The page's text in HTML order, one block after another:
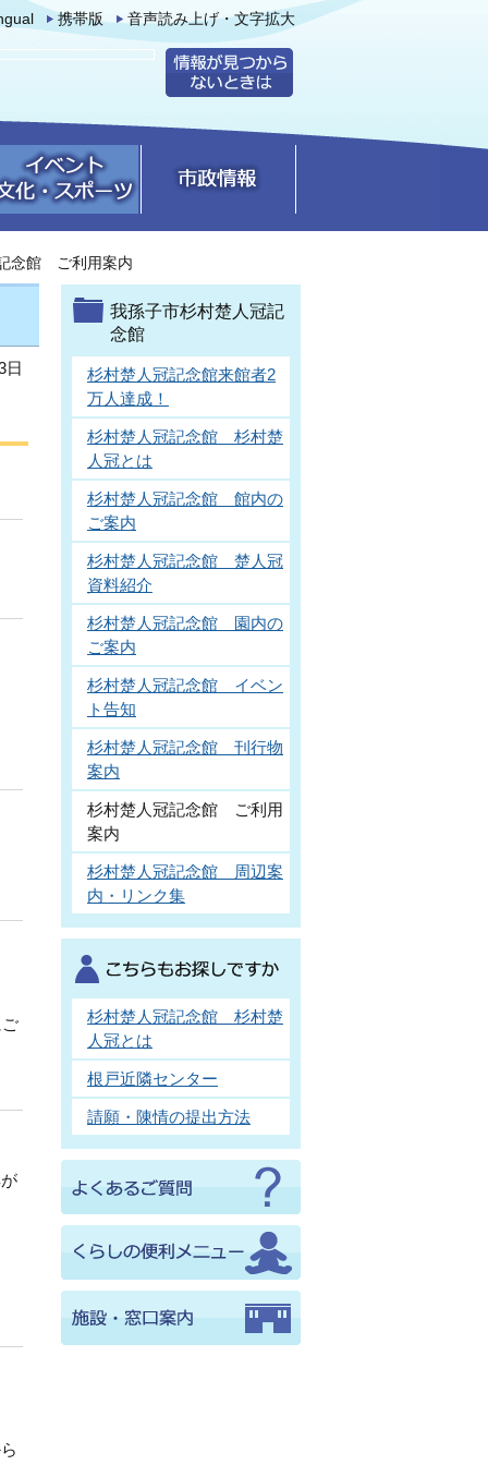
携帯版 音声読み上げ・文字拡大
念館 ご利用案内
日
我孫子市杉村楚人冠記
念館
杉村楚人冠記念館来館者2
万人達成！
杉村楚人冠記念館 杉村楚
人冠とは
杉村楚人冠記念館 館内の
ご案内
杉村楚人冠記念館 楚人冠
資料紹介
杉村楚人冠記念館 園内の
ご案内
杉村楚人冠記念館 イベン
ト告知
杉村楚人冠記念館 刊行物
案内
杉村楚人冠記念館 ご利用
案内
杉村楚人冠記念館 周辺案
内・リンク集
杉村楚人冠記念館 杉村楚
人冠とは
根戸近隣センター
請願・陳情の提出方法